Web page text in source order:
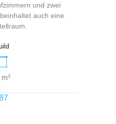
und zwei
auch eine
m²